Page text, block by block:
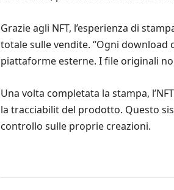
Grazie agli NFT, l’esperienza di
totale sulle vendite. “Ogni download
piattaforme esterne. I file originali
Una volta completata la stampa,
la tracciabilit del prodotto. Questo
controllo sulle proprie creazioni.